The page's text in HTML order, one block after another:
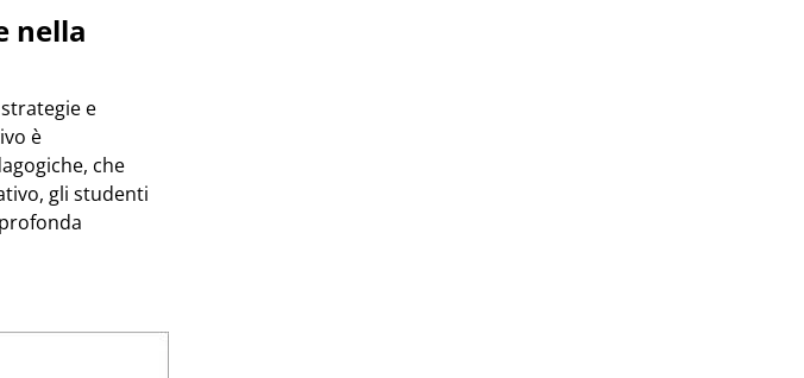
nella
e
è
che
gli studenti